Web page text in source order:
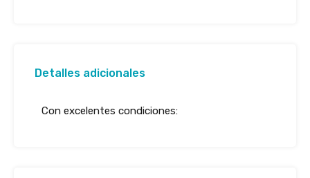
Detalles adicionales
Con excelentes condiciones: